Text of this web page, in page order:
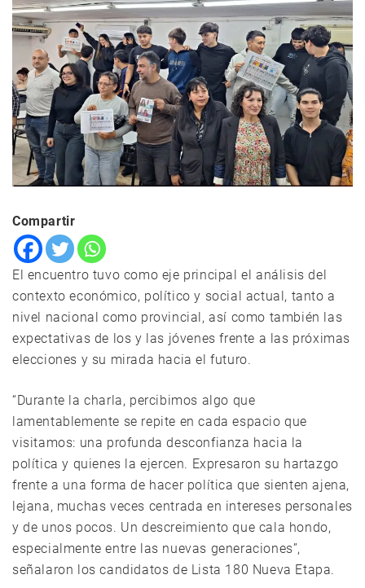
Compartir
El encuentro tuvo como eje principal el análisis del
contexto económico, político y social actual, tanto a
nivel nacional como provincial, así como también las
expectativas de los y las jóvenes frente a las próximas
elecciones y su mirada hacia el futuro.
“Durante la charla, percibimos algo que
lamentablemente se repite en cada espacio que
visitamos: una profunda desconfianza hacia la
política y quienes la ejercen. Expresaron su hartazgo
frente a una forma de hacer política que sienten ajena,
lejana, muchas veces centrada en intereses personales
y de unos pocos. Un descreimiento que cala hondo,
especialmente entre las nuevas generaciones”,
señalaron los candidatos de Lista 180 Nueva Etapa.